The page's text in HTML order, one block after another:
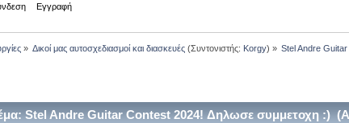
Εγγραφή
» Δικοί μας αυτοσχεδιασμοί και διασκευές(Συντονιστής: Korgy) » Stel Andre
Stel Andre Guitar Contest 2024! Δηλωσε συμμετοχη :)